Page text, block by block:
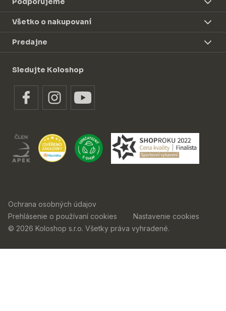
Všetko o nakupovaní
Predajne
Sledujte Koloshop
Ochrana osobných údajov
Prehlásenie o používaní cookies
Nastavenie cookies
© 2026 Koloshop s.r.o. Všetky práva vyhradené.